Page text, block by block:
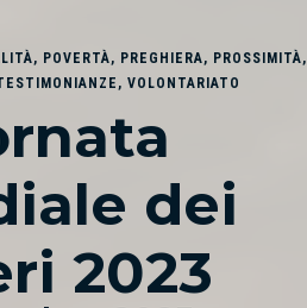
, POVERTÀ, PREGHIERA, PROSSIMITÀ,
, VOLONTARIATO
dei
2023